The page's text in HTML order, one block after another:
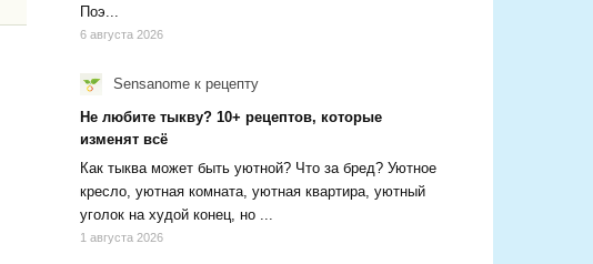
Поэ...
6 августа 2026
Sensanome к рецепту
Не любите тыкву? 10+ рецептов, которые
изменят всё
Как тыква может быть уютной? Что за бред? Уютное
кресло, уютная комната, уютная квартира, уютный
уголок на худой конец, но ...
1 августа 2026